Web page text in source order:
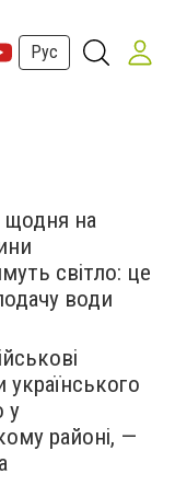
Рус
щодня на
світло: це
води
українського
у
районі, —